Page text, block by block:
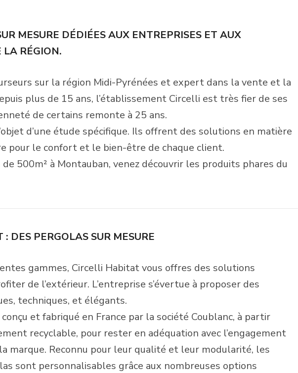
MESURE DÉDIÉES AUX ENTREPRISES ET AUX
LA RÉGION.
sur la région Midi-Pyrénées et expert dans la vente et la
plus de 15 ans, l’établissement Circelli est très fier de ses
de certains remonte à 25 ans.
d’une étude spécifique. Ils offrent des solutions en matière
pour le confort et le bien-être de chaque client.
500m² à Montauban, venez découvrir les produits phares du
DES PERGOLAS SUR MESURE
gammes, Circelli Habitat vous offres des solutions
de l’extérieur. L’entreprise s’évertue à proposer des
techniques, et élégants.
et fabriqué en France par la société Coublanc, à partir
recyclable, pour rester en adéquation avec l’engagement
marque. Reconnu pour leur qualité et leur modularité, les
sont personnalisables grâce aux nombreuses options